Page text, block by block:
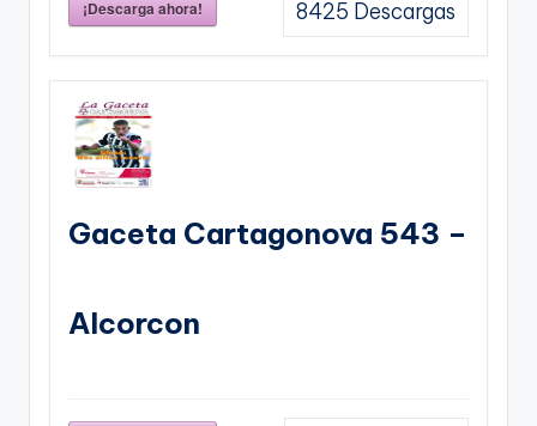
¡Descarga ahora! 8425 Descargas
Gaceta Cartagonova 543 –
Alcorcon